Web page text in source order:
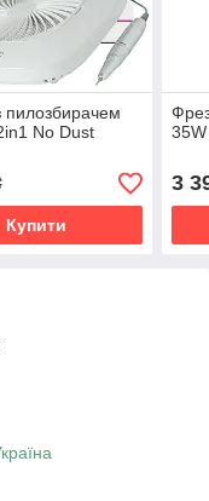
пилозбирачем
No Dust
Купити
3